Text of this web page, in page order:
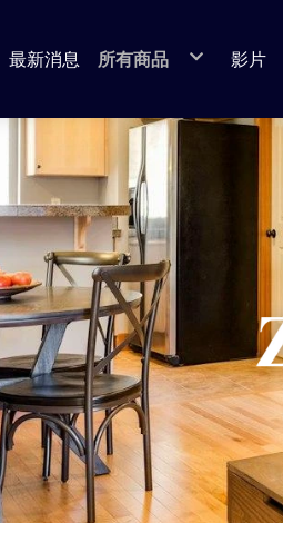
最新消息 所有商品
📍James 北歐風 系列
📍輕工業 古橡木 系列
🔸 客廳系列
🔸 書房系列
🔸 沙發套組
🔸 廚房 / 餐廳 系列
📍加購專區
影片